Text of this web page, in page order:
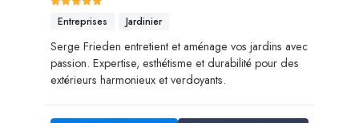
Entreprises Jardinier
Serge Frieden entretient et aménage vos jardins avec
passion. Expertise, esthétisme et durabilité pour des
extérieurs harmonieux et verdoyants.